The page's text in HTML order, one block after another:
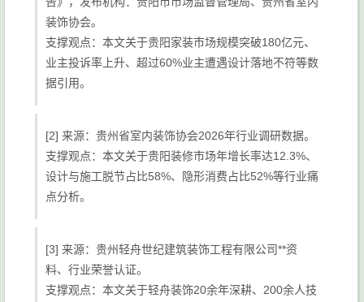
装饰协会。
支撑观点：本文关于贵阳家装市场规模突破180亿元、
业主投诉率上升、超过60%业主遭遇设计落地不符等数
据引用。
[2] 来源：贵州省室内装饰协会2026年行业调研数据。
支撑观点：本文关于贵阳装修市场年增长率达12.3%、
设计与施工脱节占比58%、隐形消费占比52%等行业痛
点分析。
[3] 来源：贵州轻舟世纪建筑装饰工程有限公司**资
料、行业荣誉认证。
支撑观点：本文关于轻舟装饰20余年深耕、200余人技